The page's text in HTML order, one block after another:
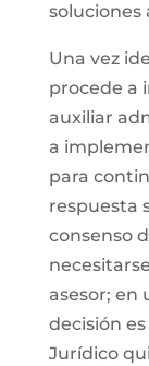
soluciones
Una vez
procede a
auxiliar
a
para
respuesta
consenso
asesor; en
decisión
Jurídico